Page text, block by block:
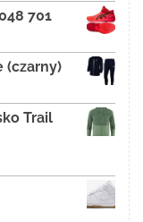
701
(czarny)
Trail